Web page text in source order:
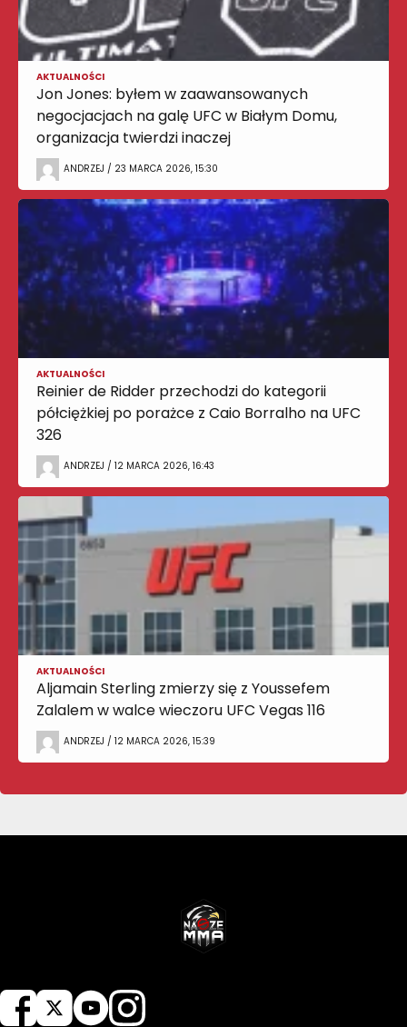
AKTUALNOŚCI
Jon Jones: byłem w zaawansowanych
negocjacjach na galę UFC w Białym Domu,
organizacja twierdzi inaczej
ANDRZEJ / 23 MARCA 2026, 15:30
AKTUALNOŚCI
Reinier de Ridder przechodzi do kategorii
półciężkiej po porażce z Caio Borralho na UFC
326
ANDRZEJ / 12 MARCA 2026, 16:43
AKTUALNOŚCI
Aljamain Sterling zmierzy się z Youssefem
Zalalem w walce wieczoru UFC Vegas 116
ANDRZEJ / 12 MARCA 2026, 15:39